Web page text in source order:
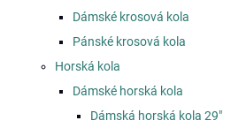
Dámské krosová kola
Pánské krosová kola
Horská kola
Dámské horská kola
Dámská horská kola 29"